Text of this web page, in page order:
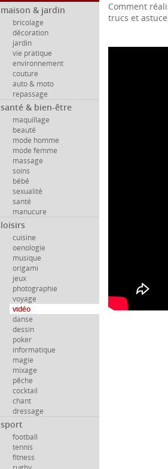
maison & jardin
bricolage
décoration
jardin
vie pratique
environnement
couture
auto & moto
repassage
santé & bien-être
maquillage
beauté
mode homme
mode femme
massage
soins
bébé
sexualité
santé
manucure
loisirs
cuisine
oenologie
musique
origami
jeux
photographie
voyage
vidéo
danse
dessin
poker
informatique
magie
mixage
pêche
cocktail
chant
dressage
sport
football
tennis
fitness
Comment
trucs et